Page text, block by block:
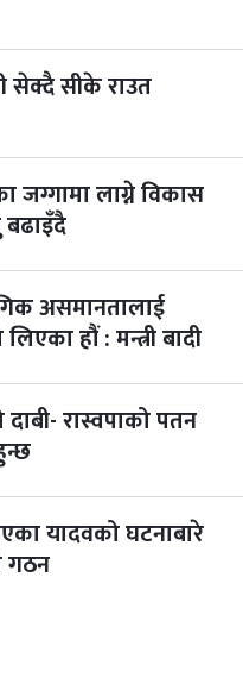
सेक्दै सीके राउत
जग्गामा लाग्ने विकास
असमानतालाई
लिएका हौं : मन्त्री बादी
रास्वपाको पतन
यादवको घटनाबारे
गठन